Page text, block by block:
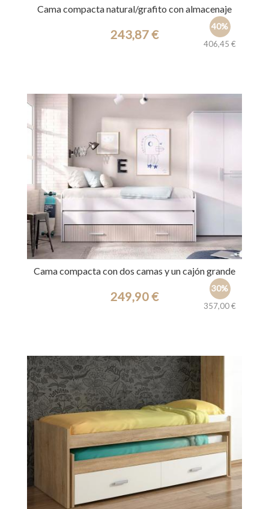
Cama compacta natural/grafito con almacenaje
40%
406,45 €
243,87 €
Cama compacta con dos camas y un cajón grande
30%
357,00 €
249,90 €